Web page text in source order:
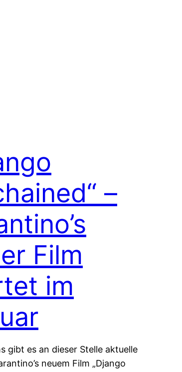
–
Film
im
gibt es an dieser Stelle aktuelle
neuem Film „Django